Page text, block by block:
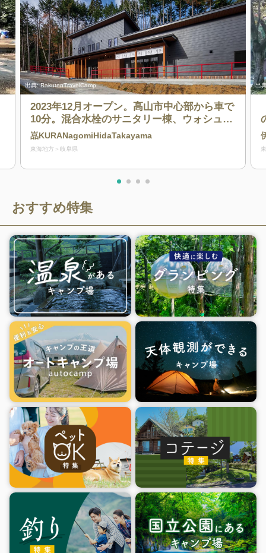
出典:RakutenTravelCamp
2023年12月オープン。高山市中心部から車で
10分。混合水栓のサニタリー棟、ウォシュレ
ット付きトイレ、温水シャワー完備。防犯カ
メラも設置していますので、外出や連泊も安
嵓KURANagomiHidaTakayama
東海地方 岐阜県
出
おすすめ特集